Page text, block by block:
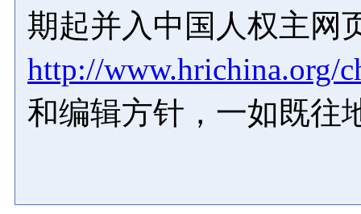
期起并入中国人权主网
http://www.hrichina.org/
和编辑方针，一如既往